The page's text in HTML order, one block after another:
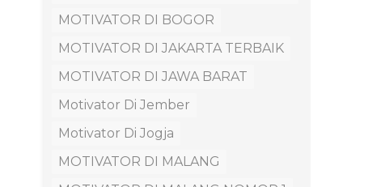
MOTIVATOR DI BOGOR
MOTIVATOR DI JAKARTA TERBAIK
MOTIVATOR DI JAWA BARAT
Motivator Di Jember
Motivator Di Jogja
MOTIVATOR DI MALANG